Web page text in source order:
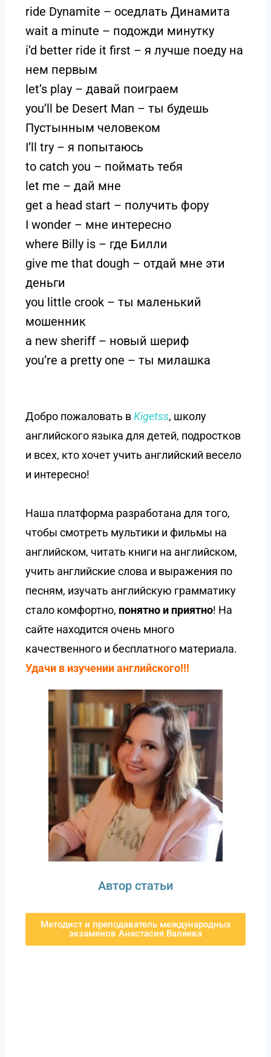
ride Dynamite – оседлать Динамита
wait a minute – подожди минутку
i’d better ride it first – я лучше поеду на
нем первым
let’s play – давай поиграем
you’ll be Desert Man – ты будешь
Пустынным человеком
I’ll try – я попытаюсь
to catch you – поймать тебя
let me – дай мне
get a head start – получить фору
I wonder – мне интересно
where Billy is – где Билли
give me that dough – отдай мне эти
деньги
you little crook – ты маленький
мошенник
a new sheriff – новый шериф
you’re a pretty one – ты милашка
Добро пожаловать вKigetss, школу
английского языка для детей, подростков
и всех, кто хочет учить английский весело
и интересно!
Наша платформа разработана для того,
чтобы смотреть мультики и фильмы на
английском, читать книги на английском,
учить английские слова и выражения по
песням, изучать английскую грамматику
стало комфортно, понятно и приятно! На
сайте находится очень много
качественного и бесплатного материала.
Удачи в изучении английского!!!
Автор статьи
Методист и преподаватель международных
экзаменов Анастасия Валяева